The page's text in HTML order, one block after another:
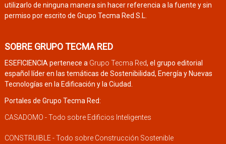
utilizarlo de ninguna manera sin hacer referencia a la fuente y sin
permiso por escrito de Grupo Tecma Red S.L.
SOBRE GRUPO TECMA RED
ESEFICIENCIA pertenece a Grupo Tecma Red, el grupo editorial
español líder en las temáticas de Sostenibilidad, Energía y Nuevas
Tecnologías en la Edificación y la Ciudad.
Portales de Grupo Tecma Red:
CASADOMO - Todo sobre Edificios Inteligentes
CONSTRUIBLE - Todo sobre Construcción Sostenible